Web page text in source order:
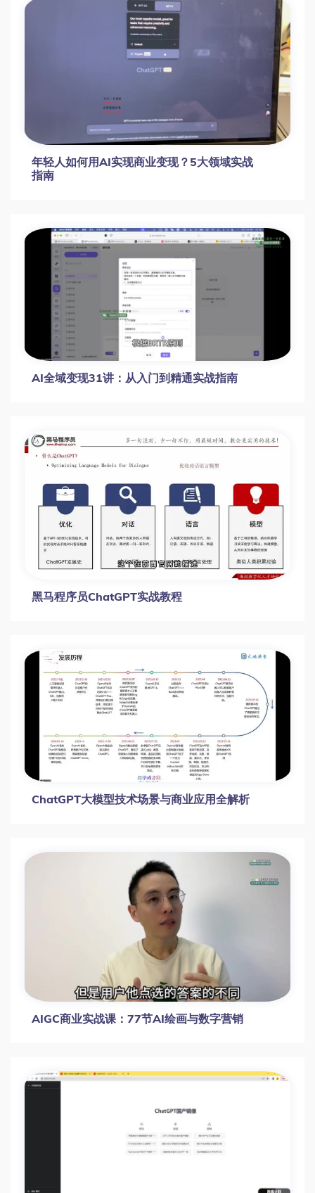
年轻人如何用AI实现商业变现？5大领域实战
指南
AI全域变现31讲：从入门到精通实战指南
黑马程序员ChatGPT实战教程
ChatGPT大模型技术场景与商业应用全解析
AIGC商业实战课：77节AI绘画与数字营销